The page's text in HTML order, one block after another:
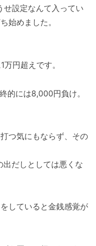
せ設定なんて入ってい
始めました。
円超えです。
的には8,000円負け。
つ気にもならず、その
だしとしては悪くな
していると金銭感覚が